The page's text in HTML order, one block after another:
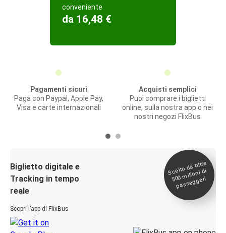
conveniente
da 16,48 €
Pagamenti sicuri
Paga con Paypal, Apple Pay,
Visa e carte internazionali
Acquisti semplici
Puoi comprare i biglietti
online, sulla nostra app o nei
nostri negozi FlixBus
Biglietto digitale e
Tracking in tempo
reale
Scopri l’app di FlixBus
Scelto da oltre
500
milioni di
passeggeri